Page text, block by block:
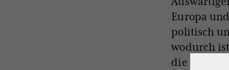
Europa
politisch
wodurch
die